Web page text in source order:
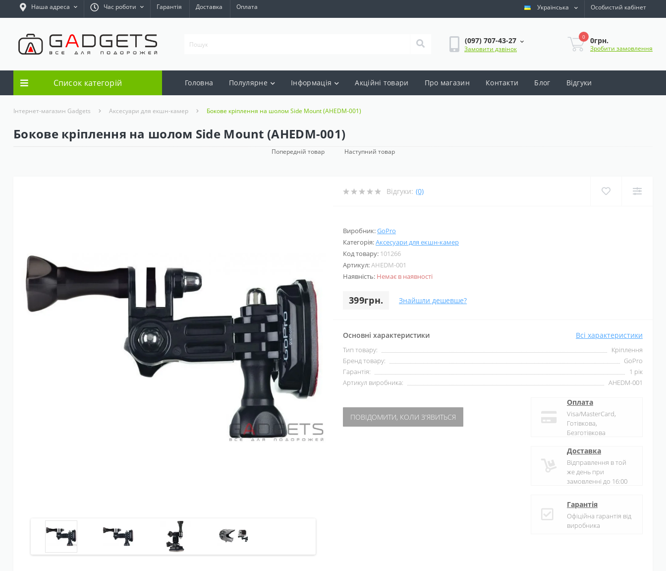
Наша адреса Час роботи Гарантія Доставка Оплата Українська Особистий кабінет
(097) 707-43-27
Замовити дзвінок
0 0грн.
Зробити замовлення
Список категорій Головна Полулярне Інформація Акцiйнi товари Про магазин Контакти Блог Відгуки
Інтернет-магазин Gadgets Аксесуари для екшн-камер Бокове кріплення на шолом Side Mount (AHEDM-001)
Бокове кріплення на шолом Side Mount (AHEDM-001)
Попередній товар Наступний товар
Відгуки: (0)
Виробник:GoPro
Категорія:Аксесуари для екшн-камер
Код товару: 101266
Артикул:AHEDM-001
Наявність: Немає в наявності
399грн. Знайшли дешевше?
Основні характеристики Всі характеристики
Тип товару:
Кріплення
Бренд товару:
GoPro
Гарантія:
1 рік
Артикул виробника:
AHEDM-001
ПОВІДОМИТИ, КОЛИ З'ЯВИТЬСЯ
Оплата
Visa/MasterCard,
Готівкова,
Безготівкова
Доставка
Відправлення в той
же день при
замовленні до 16:00
Гарантія
Офіційна гарантія від
виробника